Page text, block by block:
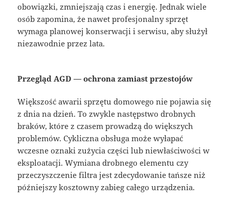
obowiązki, zmniejszają czas i energię. Jednak wiele
osób zapomina, że nawet profesjonalny sprzęt
wymaga planowej konserwacji i serwisu, aby służył
niezawodnie przez lata.
Przegląd AGD — ochrona zamiast przestojów
Większość awarii sprzętu domowego nie pojawia się
z dnia na dzień. To zwykle następstwo drobnych
braków, które z czasem prowadzą do większych
problemów. Cykliczna obsługa może wyłapać
wczesne oznaki zużycia części lub niewłaściwości w
eksploatacji. Wymiana drobnego elementu czy
przeczyszczenie filtra jest zdecydowanie tańsze niż
późniejszy kosztowny zabieg całego urządzenia.